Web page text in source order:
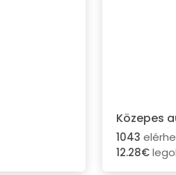
Közepes
1043
12.28€